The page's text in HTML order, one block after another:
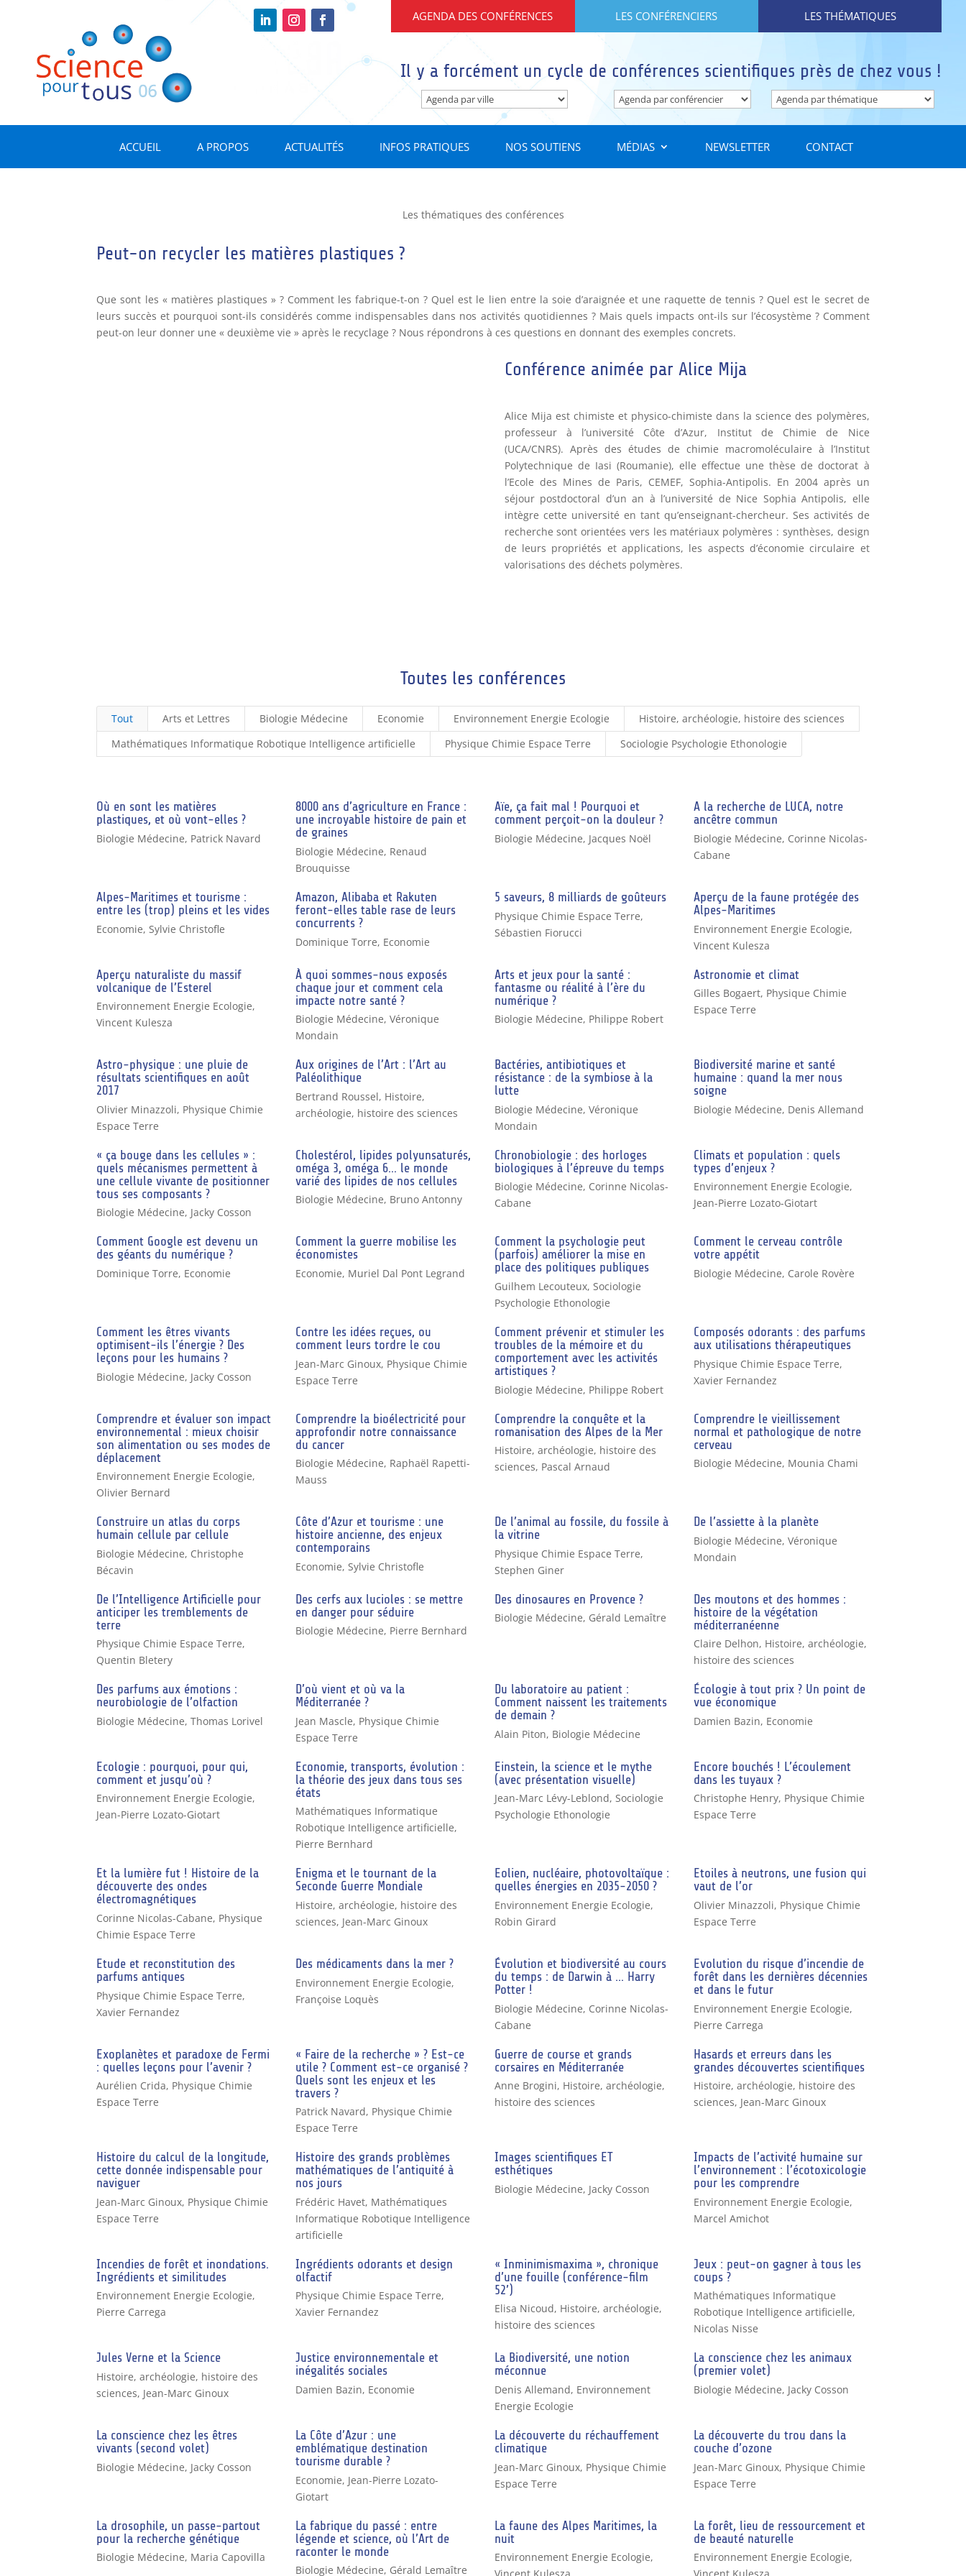
AGENDA DES CONFÉRENCES LES CONFÉRENCIERS LES THÉMATIQUES
Il y a forcément un cycle de conférences scientifiques près de chez vous !
ACCUEIL A PROPOS ACTUALITÉS INFOS PRATIQUES NOS SOUTIENS MÉDIAS NEWSLETTER CONTACT
Les thématiques des conférences
Peut-on recycler les matières plastiques ?
Que sont les « matières plastiques » ? Comment les fabrique-t-on ? Quel est le lien entre la soie d’araignée et une raquette de tennis ? Quel est le secret de
leurs succès et pourquoi sont-ils considérés comme indispensables dans nos activités quotidiennes ? Mais quels impacts ont-ils sur l’écosystème ? Comment
peut-on leur donner une « deuxième vie » après le recyclage ? Nous répondrons à ces questions en donnant des exemples concrets.
Conférence animée par Alice Mija
Alice Mija est chimiste et physico-chimiste dans la science des polymères,
professeur à l’université Côte d’Azur, Institut de Chimie de Nice
(UCA/CNRS). Après des études de chimie macromoléculaire à l’Institut
Polytechnique de Iasi (Roumanie), elle effectue une thèse de doctorat à
l’Ecole des Mines de Paris, CEMEF, Sophia-Antipolis. En 2004 après un
séjour postdoctoral d’un an à l’université de Nice Sophia Antipolis, elle
intègre cette université en tant qu’enseignant-chercheur. Ses activités de
recherche sont orientées vers les matériaux polymères : synthèses, design
de leurs propriétés et applications, les aspects d’économie circulaire et
valorisations des déchets polymères.
Toutes les conférences
Tout Arts et Lettres Biologie Médecine Economie Environnement Energie Ecologie
Histoire, archéologie, histoire des sciences
Mathématiques Informatique Robotique Intelligence artificielle
Physique Chimie Espace Terre Sociologie Psychologie Ethonologie
Où en sont les matières
plastiques, et où vont-elles ?
Biologie Médecine, Patrick Navard
8000 ans d’agriculture en France :
une incroyable histoire de pain et
de graines
Biologie Médecine, Renaud
Brouquisse
Aïe, ça fait mal ! Pourquoi et
comment perçoit-on la douleur ?
Biologie Médecine, Jacques Noël
A la recherche de LUCA, notre
ancêtre commun
Biologie Médecine, Corinne Nicolas-
Cabane
Alpes-Maritimes et tourisme :
entre les (trop) pleins et les vides
Economie, Sylvie Christofle
Amazon, Alibaba et Rakuten
feront-elles table rase de leurs
concurrents ?
Dominique Torre, Economie
5 saveurs, 8 milliards de goûteurs
Physique Chimie Espace Terre,
Sébastien Fiorucci
Aperçu de la faune protégée des
Alpes-Maritimes
Environnement Energie Ecologie,
Vincent Kulesza
Aperçu naturaliste du massif
volcanique de l’Esterel
Environnement Energie Ecologie,
Vincent Kulesza
À quoi sommes-nous exposés
chaque jour et comment cela
impacte notre santé ?
Biologie Médecine,Véronique
Mondain
Arts et jeux pour la santé :
fantasme ou réalité à l’ère du
numérique ?
Biologie Médecine, Philippe Robert
Astronomie et climat
Gilles Bogaert, Physique Chimie
Espace Terre
Astro-physique : une pluie de
résultats scientifiques en août
2017
Olivier Minazzoli, Physique Chimie
Espace Terre
Aux origines de l’Art : l’Art au
Paléolithique
Bertrand Roussel, Histoire,
archéologie, histoire des sciences
Bactéries, antibiotiques et
résistance : de la symbiose à la
lutte
Biologie Médecine,Véronique
Mondain
Biodiversité marine et santé
humaine : quand la mer nous
soigne
Biologie Médecine, Denis Allemand
« ça bouge dans les cellules » :
quels mécanismes permettent à
une cellule vivante de positionner
tous ses composants ?
Biologie Médecine, Jacky Cosson
Cholestérol, lipides polyunsaturés,
oméga 3, oméga 6… le monde
varié des lipides de nos cellules
Biologie Médecine, Bruno Antonny
Chronobiologie : des horloges
biologiques à l’épreuve du temps
Biologie Médecine, Corinne Nicolas-
Cabane
Climats et population : quels
types d’enjeux ?
Environnement Energie Ecologie,
Jean-Pierre Lozato-Giotart
Comment Google est devenu un
des géants du numérique ?
Dominique Torre, Economie
Comment la guerre mobilise les
économistes
Economie, Muriel Dal Pont Legrand
Comment la psychologie peut
(parfois) améliorer la mise en
place des politiques publiques
Guilhem Lecouteux,Sociologie
Psychologie Ethonologie
Comment le cerveau contrôle
votre appétit
Biologie Médecine, Carole Rovère
Comment les êtres vivants
optimisent-ils l’énergie ? Des
leçons pour les humains ?
Biologie Médecine, Jacky Cosson
Contre les idées reçues, ou
comment leurs tordre le cou
Jean-Marc Ginoux, Physique Chimie
Espace Terre
Comment prévenir et stimuler les
troubles de la mémoire et du
comportement avec les activités
artistiques ?
Biologie Médecine, Philippe Robert
Composés odorants : des parfums
aux utilisations thérapeutiques
Physique Chimie Espace Terre,
Xavier Fernandez
Comprendre et évaluer son impact
environnemental : mieux choisir
son alimentation ou ses modes de
déplacement
Environnement Energie Ecologie,
Olivier Bernard
Comprendre la bioélectricité pour
approfondir notre connaissance
du cancer
Biologie Médecine, Raphaël Rapetti-
Mauss
Comprendre la conquête et la
romanisation des Alpes de la Mer
Histoire, archéologie, histoire des
sciences, Pascal Arnaud
Comprendre le vieillissement
normal et pathologique de notre
cerveau
Biologie Médecine, Mounia Chami
Construire un atlas du corps
humain cellule par cellule
Biologie Médecine, Christophe
Bécavin
Côte d’Azur et tourisme : une
histoire ancienne, des enjeux
contemporains
Economie, Sylvie Christofle
De l’animal au fossile, du fossile à
la vitrine
Physique Chimie Espace Terre,
Stephen Giner
De l’assiette à la planète
Biologie Médecine, Véronique
Mondain
De l’Intelligence Artificielle pour
anticiper les tremblements de
terre
Physique Chimie Espace Terre,
Quentin Bletery
Des cerfs aux lucioles : se mettre
en danger pour séduire
Biologie Médecine, Pierre Bernhard
Des dinosaures en Provence ?
Biologie Médecine, Gérald Lemaître
Des moutons et des hommes :
histoire de la végétation
méditerranéenne
Claire Delhon, Histoire, archéologie,
histoire des sciences
Des parfums aux émotions :
neurobiologie de l’olfaction
Biologie Médecine,Thomas Lorivel
D’où vient et où va la
Méditerranée ?
Jean Mascle, Physique Chimie
Espace Terre
Du laboratoire au patient :
Comment naissent les traitements
de demain ?
Alain Piton, Biologie Médecine
Écologie à tout prix ? Un point de
vue économique
Damien Bazin, Economie
Ecologie : pourquoi, pour qui,
comment et jusqu’où ?
Environnement Energie Ecologie,
Jean-Pierre Lozato-Giotart
Economie, transports, évolution :
la théorie des jeux dans tous ses
états
Mathématiques Informatique
Robotique Intelligence artificielle,
Pierre Bernhard
Einstein, la science et le mythe
(avec présentation visuelle)
Jean-Marc Lévy-Leblond,Sociologie
Psychologie Ethonologie
Encore bouchés ! L’écoulement
dans les tuyaux ?
Christophe Henry, Physique Chimie
Espace Terre
Et la lumière fut ! Histoire de la
découverte des ondes
électromagnétiques
Corinne Nicolas-Cabane, Physique
Chimie Espace Terre
Enigma et le tournant de la
Seconde Guerre Mondiale
Histoire, archéologie, histoire des
sciences, Jean-Marc Ginoux
Eolien, nucléaire, photovoltaïque :
quelles énergies en 2035-2050 ?
Environnement Energie Ecologie,
Robin Girard
Etoiles à neutrons, une fusion qui
vaut de l’or
Olivier Minazzoli, Physique Chimie
Espace Terre
Etude et reconstitution des
parfums antiques
Physique Chimie Espace Terre,
Xavier Fernandez
Des médicaments dans la mer ?
Environnement Energie Ecologie,
Françoise Loquès
Évolution et biodiversité au cours
du temps : de Darwin à … Harry
Potter !
Biologie Médecine, Corinne Nicolas-
Cabane
Evolution du risque d’incendie de
forêt dans les dernières décennies
et dans le futur
Environnement Energie Ecologie,
Pierre Carrega
Exoplanètes et paradoxe de Fermi
: quelles leçons pour l’avenir ?
Aurélien Crida, Physique Chimie
Espace Terre
« Faire de la recherche » ? Est-ce
utile ? Comment est-ce organisé ?
Quels sont les enjeux et les
travers ?
Patrick Navard, Physique Chimie
Espace Terre
Guerre de course et grands
corsaires en Méditerranée
Anne Brogini, Histoire, archéologie,
histoire des sciences
Hasards et erreurs dans les
grandes découvertes scientifiques
Histoire, archéologie, histoire des
sciences, Jean-Marc Ginoux
Histoire du calcul de la longitude,
cette donnée indispensable pour
naviguer
Jean-Marc Ginoux, Physique Chimie
Espace Terre
Histoire des grands problèmes
mathématiques de l’antiquité à
nos jours
Frédéric Havet, Mathématiques
Informatique Robotique Intelligence
artificielle
Images scientifiques ET
esthétiques
Biologie Médecine, Jacky Cosson
Impacts de l’activité humaine sur
l’environnement : l’écotoxicologie
pour les comprendre
Environnement Energie Ecologie,
Marcel Amichot
Incendies de forêt et inondations.
Ingrédients et similitudes
Environnement Energie Ecologie,
Pierre Carrega
Ingrédients odorants et design
olfactif
Physique Chimie Espace Terre,
Xavier Fernandez
« Inminimismaxima », chronique
d’une fouille (conférence-film
52’)
Elisa Nicoud, Histoire, archéologie,
histoire des sciences
Jeux : peut-on gagner à tous les
coups ?
Mathématiques Informatique
Robotique Intelligence artificielle,
Nicolas Nisse
Jules Verne et la Science
Histoire, archéologie, histoire des
sciences, Jean-Marc Ginoux
Justice environnementale et
inégalités sociales
Damien Bazin, Economie
La Biodiversité, une notion
méconnue
Denis Allemand, Environnement
Energie Ecologie
La conscience chez les animaux
(premier volet)
Biologie Médecine, Jacky Cosson
La conscience chez les êtres
vivants (second volet)
Biologie Médecine, Jacky Cosson
La Côte d’Azur : une
emblématique destination
tourisme durable ?
Economie, Jean-Pierre Lozato-
Giotart
La découverte du réchauffement
climatique
Jean-Marc Ginoux, Physique Chimie
Espace Terre
La découverte du trou dans la
couche d’ozone
Jean-Marc Ginoux, Physique Chimie
Espace Terre
La drosophile, un passe-partout
pour la recherche génétique
Biologie Médecine, Maria Capovilla
La fabrique du passé : entre
légende et science, où l’Art de
raconter le monde
Biologie Médecine, Gérald Lemaître
La faune des Alpes Maritimes, la
nuit
Environnement Energie Ecologie,
La forêt, lieu de ressourcement et
de beauté naturelle
Environnement Energie Ecologie,